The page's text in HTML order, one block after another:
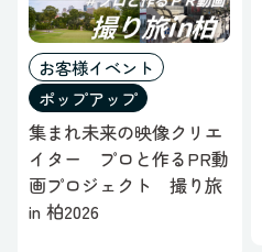
お客様イベント
ポップアップ
集まれ未来の映像クリエ
イター プロと作るPR動
画プロジェクト 撮り旅
in 柏2026